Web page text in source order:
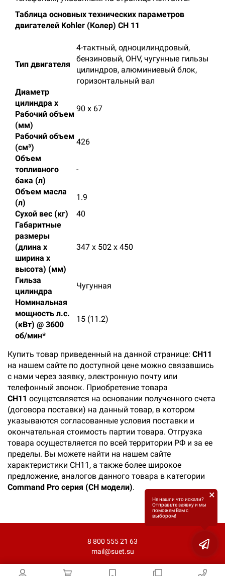
Таблица основных технических параметров
двигателей Kohler (Колер) CH 11
Тип двигателя
4-тактный, одноцилиндровый,
бензиновый, OHV, чугунные гильзы
цилиндров, алюминиевый блок,
горизонтальный вал
Диаметр
цилиндра х
Рабочий объем
(мм)
90 х 67
Рабочий объем
(см³)
426
Объем
топливного
бака (л)
-
Объем масла
(л)
1.9
Сухой вес (кг)
40
Габаритные
размеры
(длина х
ширина х
высота) (мм)
347 х 502 х 450
Гильза
цилиндра
Чугунная
Номинальная
мощность л.с.
(кВт) @ 3600
об/мин*
15 (11.2)
Купить товар приведенный на данной странице: CH11
на нашем сайте по доступной цене можно связавшись
с нами через заявку, электронную почту или
телефонный звонок. Приобретение товара
CH11 осущетсвляется на основании полученного счета
(договора поставки) на данный товар, в котором
указываются согласованные условия поставки и
окончательная стоимость партии товара. Отгрузка
товара осуществляется по всей территории РФ и за ее
пределы. Вы можете найти на нашем сайте
характеристики CH11, а также более широкое
предложение, аналогов данного товара в категории
Command Pro серия (CH модели).
8 800 555 21 63
mail@suet.su
Не нашли что искали?
Отправьте заявку и мы
поможем Вам с
выбором!
×